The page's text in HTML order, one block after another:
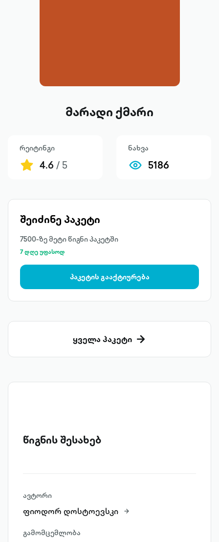
მარადი ქმარი
რეიტინგი
4.6 / 5
ნახვა
5186
შეიძინე პაკეტი
7500-ზე მეტი წიგნი პაკეტში
7 დღე უფასოდ
პაკეტის გააქტიურება
ყველა პაკეტი
წიგნის შესახებ
ავტორი
ფიოდორ დოსტოევსკი
გამომცემლობა